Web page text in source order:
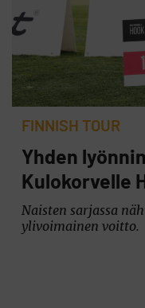
FINNISH TOUR
Yhden
Kulokorvelle
Naisten sarjassa
ylivoimainen voitto.